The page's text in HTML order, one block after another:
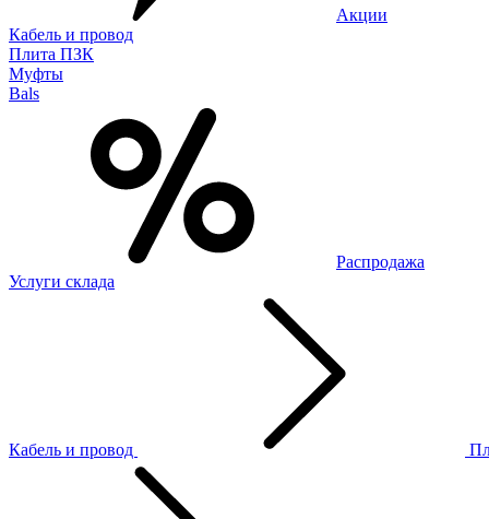
Акции
Кабель и провод
Плита ПЗК
Муфты
Bals
Распродажа
Услуги склада
Кабель и провод